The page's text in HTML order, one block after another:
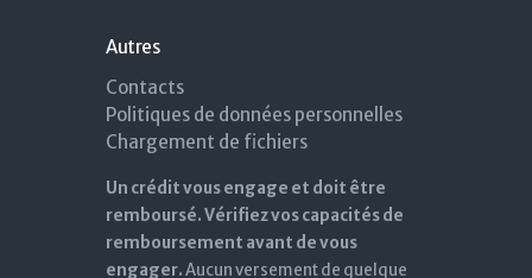
Autres
Contacts
Politiques de données personnelles
Chargement de fichiers
Un crédit vous engage et doit être
remboursé. Vérifiez vos capacités de
remboursement avant de vous
engager.Aucun versement de quelque